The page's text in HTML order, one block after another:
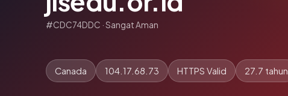
#CDC74DDC · Sangat Aman
Canada 104.17.68.73 HTTPS Valid 27.7 tahun